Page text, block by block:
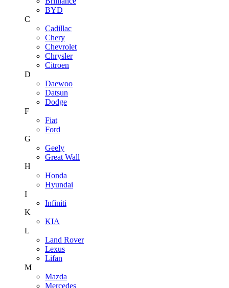
BYD
C
Cadillac
Chery
Chevrolet
Chrysler
Citroen
D
Daewoo
Datsun
Dodge
F
Fiat
Ford
G
Geely
Great Wall
H
Honda
Hyundai
I
Infiniti
K
KIA
L
Land Rover
Lexus
Lifan
M
Mazda
Mercedes